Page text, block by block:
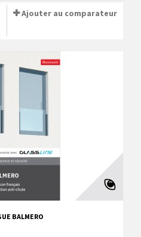
Ajouter au comparateur
BALMERO